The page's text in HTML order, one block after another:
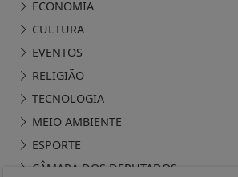
ECONOMIA
CULTURA
EVENTOS
RELIGIÃO
TECNOLOGIA
MEIO AMBIENTE
ESPORTE
CÂMARA DOS DEPUTADOS